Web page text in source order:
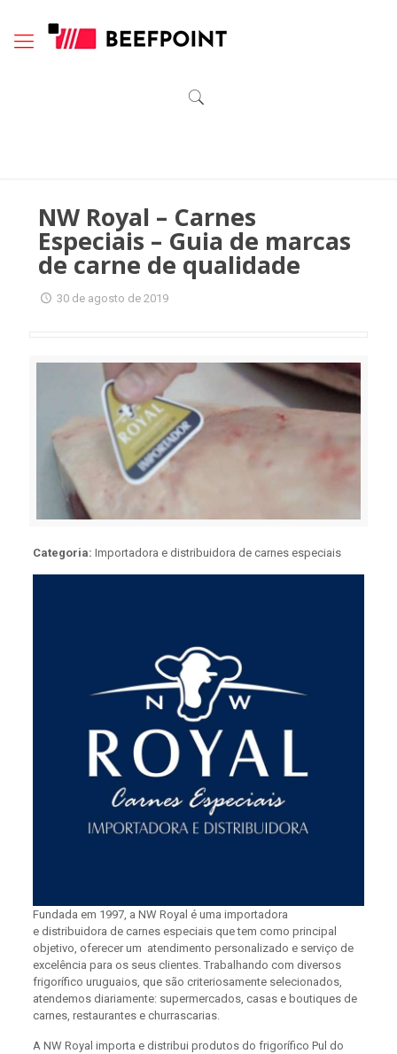
NW Royal – Carnes
Especiais – Guia de marcas
de carne de qualidade
30 de agosto de 2019
Categoria: Importadora e distribuidora de carnes especiais
Fundada em 1997, a NW Royal é uma importadora
e distribuidora de carnes especiais que tem como principal
objetivo, oferecer um atendimento personalizado e serviço de
excelência para os seus clientes. Trabalhando com diversos
frigorífico uruguaios, que são criteriosamente selecionados,
atendemos diariamente: supermercados, casas e boutiques de
carnes, restaurantes e churrascarias.
A NW Royal importa e distribui produtos do frigorífico Pul do